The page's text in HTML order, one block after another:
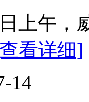
上午，
看详细]
14